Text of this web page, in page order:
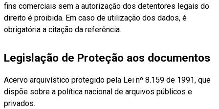
fins comerciais sem a autorização dos detentores legais do
direito é proibida. Em caso de utilização dos dados, é
obrigatória a citação da referência.
Legislação de Proteção aos documentos
Acervo arquivístico protegido pela Lei nº 8.159 de 1991, que
dispõe sobre a política nacional de arquivos públicos e
privados.